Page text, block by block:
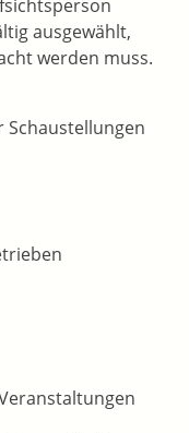
ausgewählt,
werden muss.
Schaustellungen